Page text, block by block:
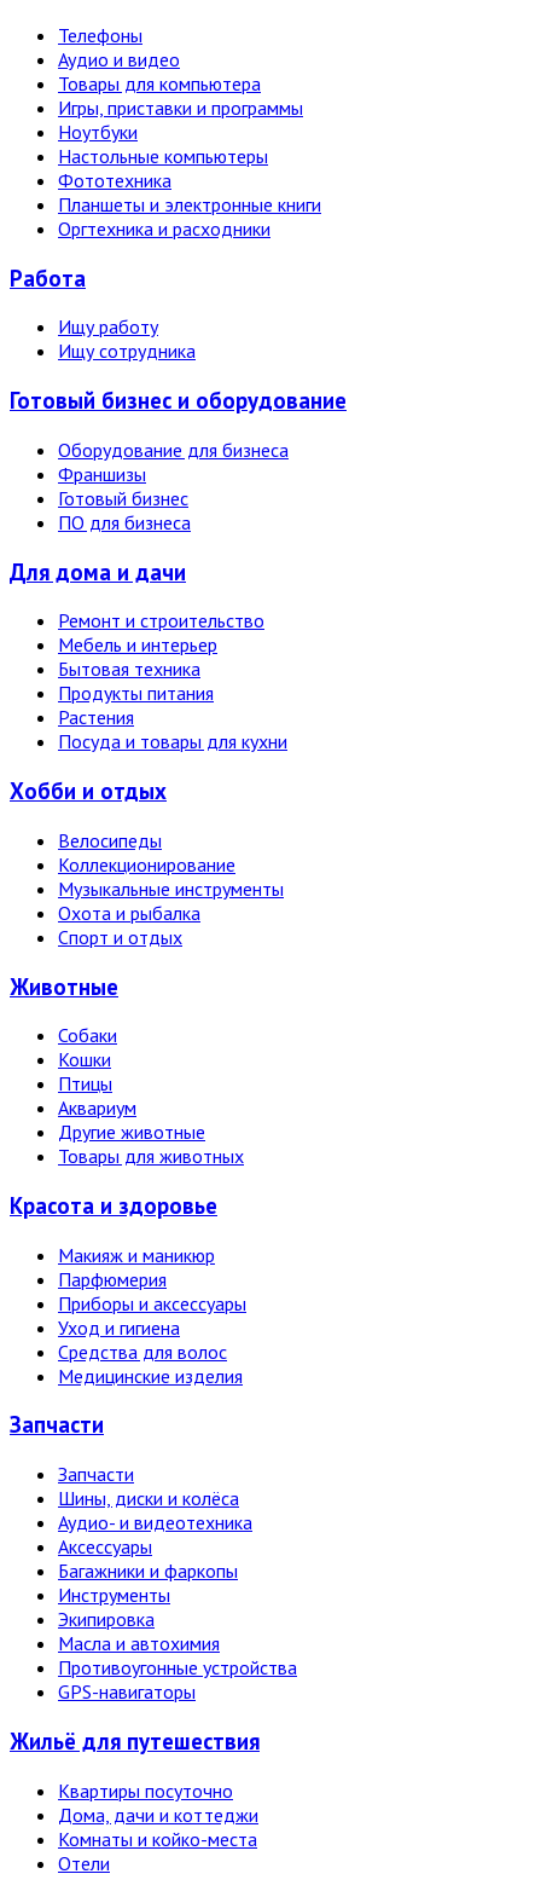
Телефоны
Аудио и видео
Товары для компьютера
Игры, приставки и программы
Ноутбуки
Настольные компьютеры
Фототехника
Планшеты и электронные книги
Оргтехника и расходники
Работа
Ищу работу
Ищу сотрудника
Готовый бизнес и оборудование
Оборудование для бизнеса
Франшизы
Готовый бизнес
ПО для бизнеса
Для дома и дачи
Ремонт и строительство
Мебель и интерьер
Бытовая техника
Продукты питания
Растения
Посуда и товары для кухни
Хобби и отдых
Велосипеды
Коллекционирование
Музыкальные инструменты
Охота и рыбалка
Спорт и отдых
Животные
Собаки
Кошки
Птицы
Аквариум
Другие животные
Товары для животных
Красота и здоровье
Макияж и маникюр
Парфюмерия
Приборы и аксессуары
Уход и гигиена
Средства для волос
Медицинские изделия
Запчасти
Запчасти
Шины, диски и колёса
Аудио- и видеотехника
Аксессуары
Багажники и фаркопы
Инструменты
Экипировка
Масла и автохимия
Противоугонные устройства
GPS-навигаторы
Жильё для путешествия
Квартиры посуточно
Дома, дачи и коттеджи
Комнаты и койко-места
Отели